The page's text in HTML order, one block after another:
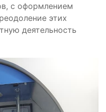
с оформлением
этих
деятельность